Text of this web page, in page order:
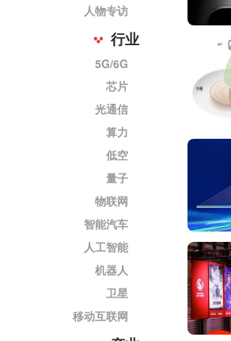
人物专访
行业
5G/6G
芯片
光通信
算力
低空
量子
物联网
智能汽车
人工智能
机器人
卫星
移动互联网